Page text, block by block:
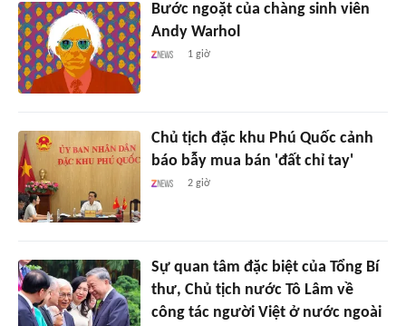
Bước ngoặt của chàng sinh viên
Andy Warhol
1 giờ
Chủ tịch đặc khu Phú Quốc cảnh
báo bẫy mua bán 'đất chỉ tay'
2 giờ
Sự quan tâm đặc biệt của Tổng Bí
thư, Chủ tịch nước Tô Lâm về
công tác người Việt ở nước ngoài